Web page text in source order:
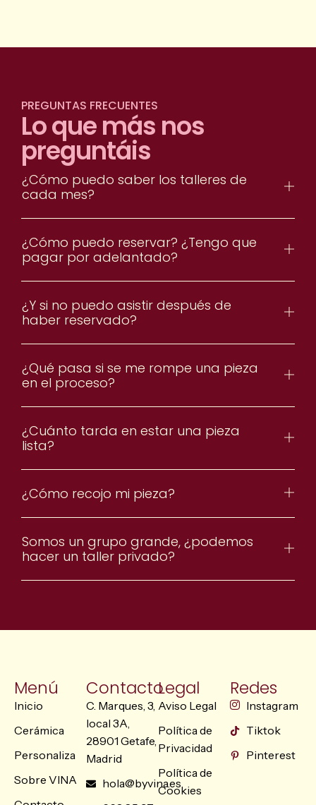
PREGUNTAS FRECUENTES
Lo que más nos
preguntáis
¿Cómo puedo saber los talleres de
cada mes?
¿Cómo puedo reservar? ¿Tengo que
pagar por adelantado?
¿Y si no puedo asistir después de
haber reservado?
¿Qué pasa si se me rompe una pieza
en el proceso?
¿Cuánto tarda en estar una pieza
lista?
¿Cómo recojo mi pieza?
Somos un grupo grande, ¿podemos
hacer un taller privado?
Menú
Inicio
Cerámica
Personaliza
Sobre VINA
Contacto
C. Marques, 3,
local 3A,
28901 Getafe,
Madrid
hola@byvina.es
Legal
Aviso Legal
Política de
Privacidad
Política de
Cookies
Redes
Instagram
Tiktok
Pinterest